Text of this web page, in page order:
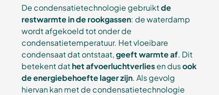
De condensatietechnologie gebruiktde
restwarmte in de rookgassen: de waterdamp
wordt afgekoeld tot onder de
condensatietemperatuur. Het vloeibare
condensaat dat ontstaat,geeft warmte af. Dit
betekent dathet afvoerluchtverliesen dusook
de energiebehoefte lager zijn. Als gevolg
hiervan kan met de condensatietechnologie